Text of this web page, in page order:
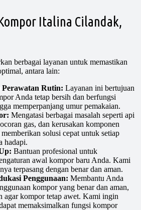
Italina Cilandak,
berbagai layanan untuk memastikan
antara lain:
Perawatan Rutin: Layanan ini bertujuan
Anda tetap bersih dan berfungsi
memperpanjang umur pemakaian.
Mengatasi berbagai masalah seperti api
gas, dan kerusakan komponen
solusi cepat untuk setiap
hadapi.
Bantuan profesional untuk
awal kompor baru Anda. Kami
terpasang dengan benar dan aman.
Penggunaan: Membantu Anda
kompor yang benar dan aman,
agar kompor tetap awet. Kami ingin
memaksimalkan fungsi kompor